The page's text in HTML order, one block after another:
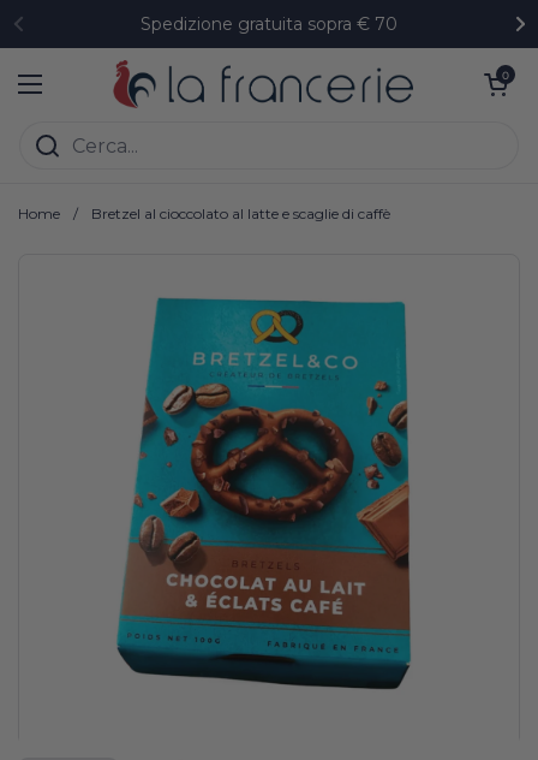
Passa ai contenuti
Precedente
Spedizione gratuita sopra € 70
Apri menu
Apri 0
Home / Bretzel al cioccolato al latte e scaglie di caffè